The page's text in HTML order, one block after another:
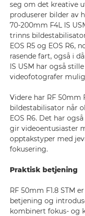
seg om det kreative
produserer bilder av
70-200mm F4L IS
trinns
EOS R5 og EOS R6,
rasende fart, også i
IS USM har også
videofotografer
Videre har RF 50mm
bildestabilisator når
EOS R6. Det har
gir videoentusiaster
opptakstyper med
fokusering.
Praktisk betjening
RF 50mm F1.8 STM
betjening og
kombinert fokus- og